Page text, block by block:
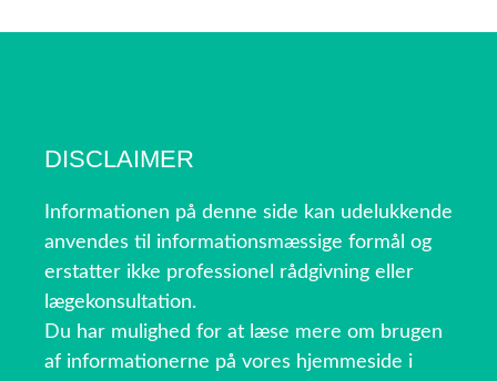
DISCLAIMER
Informationen på denne side kan udelukkende
anvendes til informationsmæssige formål og
erstatter ikke professionel rådgivning eller
lægekonsultation.
Du har mulighed for at læse mere om brugen
af informationerne på vores hjemmeside i